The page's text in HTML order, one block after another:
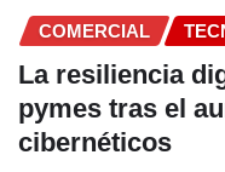
COMERCIAL
La resiliencia
pymes tras el
cibernéticos